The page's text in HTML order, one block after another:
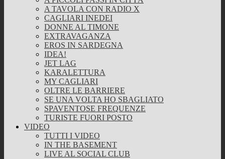
A TAVOLA CON RADIO X
CAGLIARI INEDEI
DONNE AL TIMONE
EXTRAVAGANZA
EROS IN SARDEGNA
IDEA!
JET LAG
KARALETTURA
MY CAGLIARI
OLTRE LE BARRIERE
SE UNA VOLTA HO SBAGLIATO
SPAVENTOSE FREQUENZE
TURISTE FUORI POSTO
VIDEO
TUTTI I VIDEO
IN THE BASEMENT
LIVE AL SOCIAL CLUB